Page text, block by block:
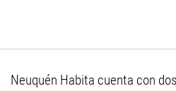
Neuquén Habita cuenta con